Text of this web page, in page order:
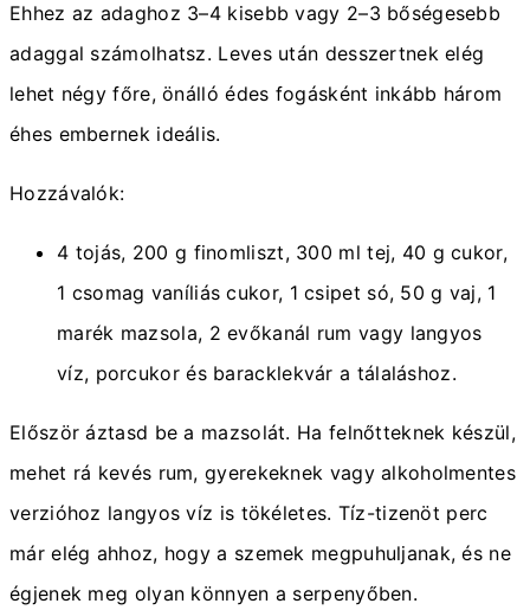
Ehhez az adaghoz 3–4 kisebb vagy 2–3 bőségesebb
adaggal számolhatsz. Leves után desszertnek elég
lehet négy főre, önálló édes fogásként inkább három
éhes embernek ideális.
Hozzávalók:
4 tojás, 200 g finomliszt, 300 ml tej, 40 g cukor,
1 csomag vaníliás cukor, 1 csipet só, 50 g vaj, 1
marék mazsola, 2 evőkanál rum vagy langyos
víz, porcukor és baracklekvár a tálaláshoz.
Először áztasd be a mazsolát. Ha felnőtteknek készül,
mehet rá kevés rum, gyerekeknek vagy alkoholmentes
verzióhoz langyos víz is tökéletes. Tíz-tizenöt perc
már elég ahhoz, hogy a szemek megpuhuljanak, és ne
égjenek meg olyan könnyen a serpenyőben.